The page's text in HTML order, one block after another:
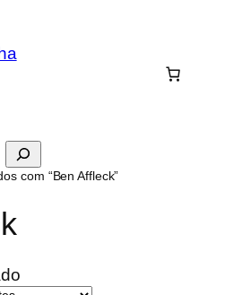
com “Ben Affleck”